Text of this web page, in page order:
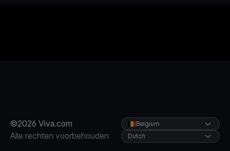
©2026 Viva.com
Alle rechten voorbehouden
Belgium
Dutch